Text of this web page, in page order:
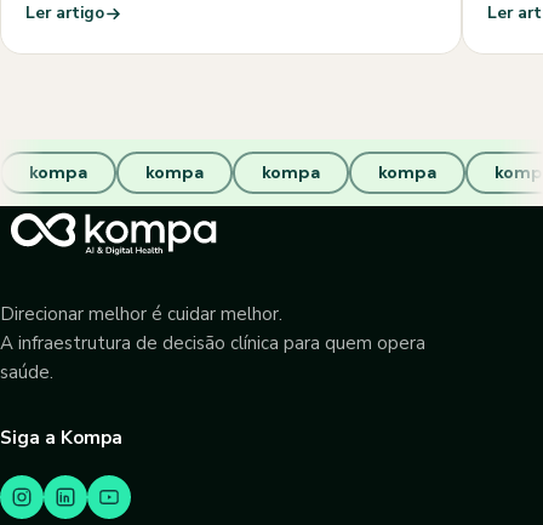
Ler artigo
Ler
kompa kompa kompa kompa
Direcionar melhor é cuidar melhor.
A infraestrutura de decisão clínica para quem opera
saúde.
Siga a Kompa